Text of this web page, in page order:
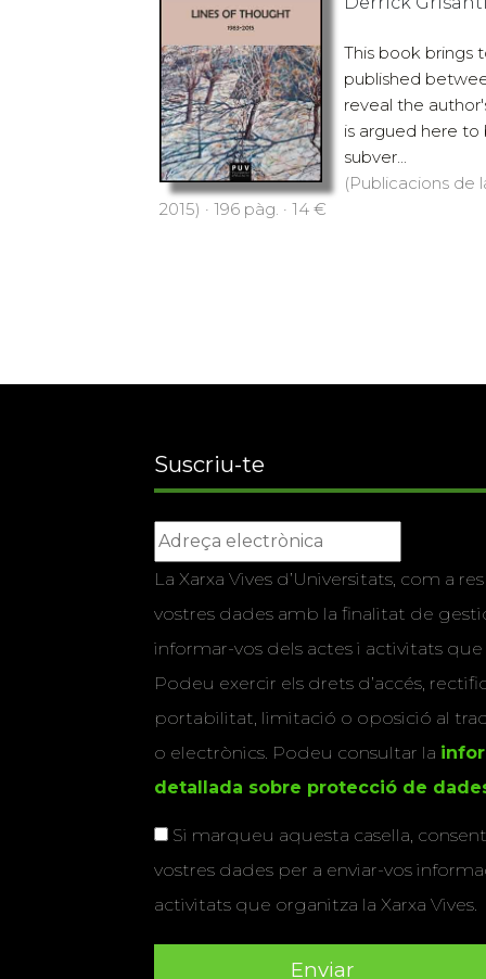
This book brings
published
reveal the
is argued here
subver...
(Publicacions de
2015) · 196 pàg. · 14 €
Suscriu-te
La Xarxa Vives d’Universitats, com a
vostres dades amb la finalitat de
informar-vos dels actes i activitats que
Podeu exercir els drets d’accés,
portabilitat, limitació o oposició al
o electrònics. Podeu consultar la
detallada sobre protecció de
Si marqueu aquesta casella,
vostres dades per a enviar-vos
activitats que organitza la Xarxa Vives.